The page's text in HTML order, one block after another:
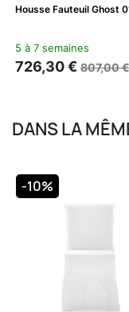
Housse Fauteuil Ghost
5 à 7 semaines
726,30 € 807,00 €
DANS LA
-10%